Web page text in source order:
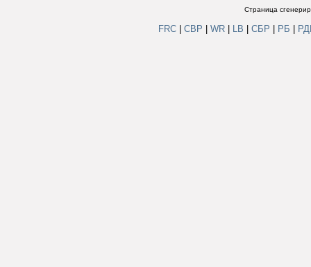
Страница
FRC СВР WR LB СБР РБ